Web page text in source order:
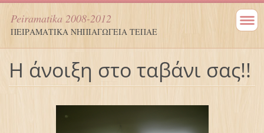
Peiramatika 2008-2012
ΠΕΙΡΑΜΑΤΙΚΑ ΝΗΠΙΑΓΩΓΕΙΑ ΤΕΠΑΕ
Η άνοιξη στο ταβάνι σας!!